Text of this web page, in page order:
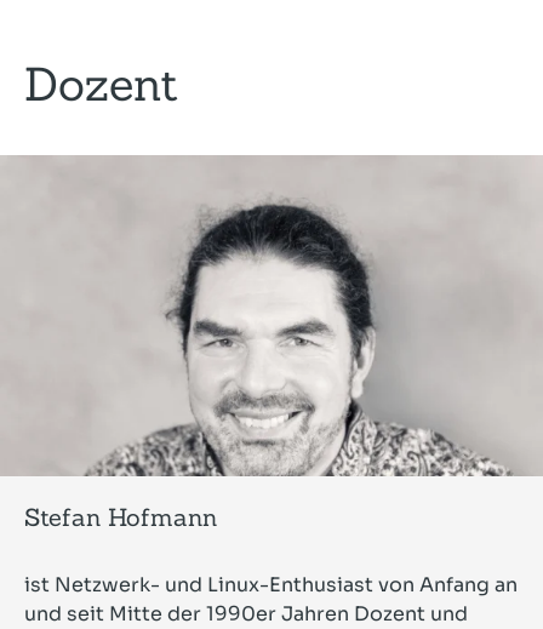
Dozent
Stefan Hofmann
ist Netzwerk- und Linux-Enthusiast von Anfang an
und seit Mitte der 1990er Jahren Dozent und